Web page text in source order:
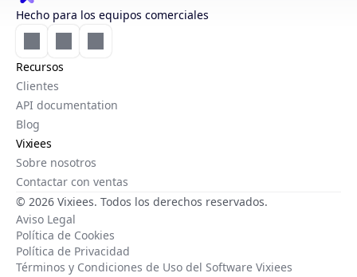
Hecho para los equipos comerciales
Recursos
Clientes
API documentation
Blog
Vixiees
Sobre nosotros
Contactar con ventas
© 2026 Vixiees. Todos los derechos reservados.
Aviso Legal
Política de Cookies
Política de Privacidad
Términos y Condiciones de Uso del Software Vixiees